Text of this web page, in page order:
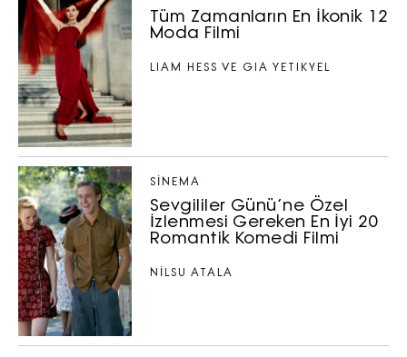
Tüm Zamanların En İkonik 12
Moda Filmi
LIAM HESS VE GIA YETIKYEL
SİNEMA
Sevgililer Günü’ne Özel
İzlenmesi Gereken En İyi 20
Romantik Komedi Filmi
NILSU ATALA